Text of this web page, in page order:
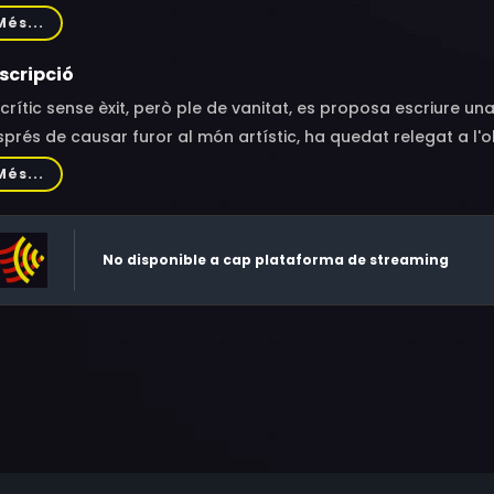
Jan Decleir, Karl Markovics, Milan Peschel, Stefan Kurt,
Merlin, Peter Kurth, Andrea Zogg, Viviane de Muynck,
Tuisk, Dorothea Gebhardt, Andrew Dallmeyer, Jo
De Moura, Tanja Fanzun, Jean-Baptiste Filleau, Laetitia
Kotoujansky, Javier Tucat Moreno, Dean Morris, Marc
Steven Weisz, Thomas Wendrich, Desheng Zhou,
crític sense èxit, però ple de vanitat, es proposa escriure
de causar furor al món artístic, ha quedat relegat a
No disponible a cap plataforma de streaming